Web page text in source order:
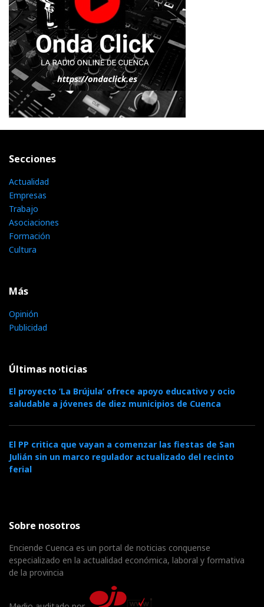
Secciones
Actualidad
Empresas
Trabajo
Asociaciones
Formación
Cultura
Más
Opinión
Publicidad
Últimas noticias
El proyecto ‘La Brújula’ ofrece apoyo educativo y ocio
saludable a jóvenes de diez municipios de Cuenca
El PP critica que vayan a comenzar las fiestas de San
Julián sin un marco regulador actualizado del recinto
ferial
Sobre nosotros
Enciende Cuenca es un portal de noticias conquense
especializado en la actualidad económica, laboral y formativa
de la provincia